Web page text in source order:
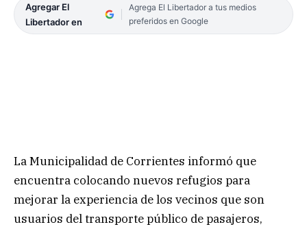
Agregar El
Libertador en
Agrega El Libertador a tus medios
preferidos en Google
La Municipalidad de Corrientes informó que
encuentra colocando nuevos refugios para
mejorar la experiencia de los vecinos que son
usuarios del transporte público de pasajeros,